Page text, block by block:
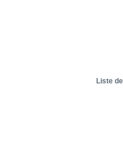
Liste